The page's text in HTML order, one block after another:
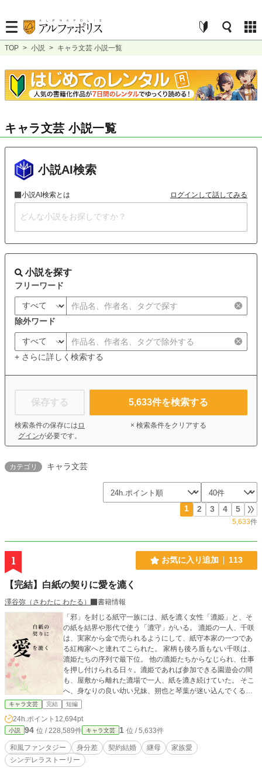
TOP > 小説 > キャラ文芸 小説一覧
キャラ文芸 小説一覧
小説AI検索
小説AI検索とは ログインして話してみる
小説を探す
フリーワード
除外ワード
+ さらに詳しく検索する
保存する
検索条件の保存には ロ
グインが必要です。
5,633件を検索する
× 検索条件をクリアする
カテゴリ キャラ文芸
1 2 3 4 5
5,633件
1 お気に入り追加 113
【完結】白紙の契りに愛を漉く
澤谷弥（さわたに わたる）
書籍情報
「邪」を封じる紙守一族には、紙を漉く女性「漉姫」と、そ
の紙を結界や形代で使う「漉守」がいる。 漉姫の一人、千咲
は、実家から金で売られるようにして、紙守本家の一つであ
る紅梅家へと連れてこられた。 家柄も後ろ盾もない千咲は、
漉姫たちの序列で最下位。 他の漉姫たちからなじられ、仕事
を押し付けられる日々。漉姫であれば参加できる園遊会の間
も、屋敷から離れた漉場で一人、紙を漉き続けていた。 そこ
へ、身なりの良い幼い兄妹、朔也と琴葉が迷い込んでくる。
どうやら親に連れられて来たものの、退屈して逃げ出してき
たらしい。 子どもたちと一緒に紙漉きを楽しんだ千咲だった
が、それがきっかけで紙守本家の一つ、蒼井家当主の蓮司か
ら求婚されるとは思ってもいなかった。朔也と琴葉は蓮司の
子であり、彼は前の妻とは別れていたのだ。 「君に求めるの
は俺の妻ではない。子どもたちの母親となることだ」 妻では
なく、母として。その条件を吞み、蒼井家へと嫁ぐのだが―
キャラ文芸 完結 短編
24h.ポイント 12,694pt
小説 94 位 / 228,589件 キャラ文芸 1 位 / 5,633件
和風ファンタジー 身分差 契約結婚 継母
家族愛
シンデレラストーリー